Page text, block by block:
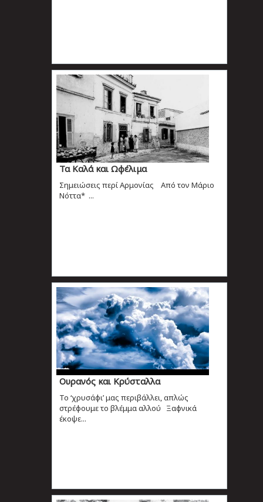
Τα Καλά και Ωφέλιμα
Σημειώσεις περί Αρμονίας Από τον Μάριο
Νόττα* ...
Ουρανός και Κρύσταλλα
Το ‘χρυσάφι’ μας περιβάλλει, απλώς
στρέφουμε το βλέμμα αλλού Ξαφνικά
έκοψε...